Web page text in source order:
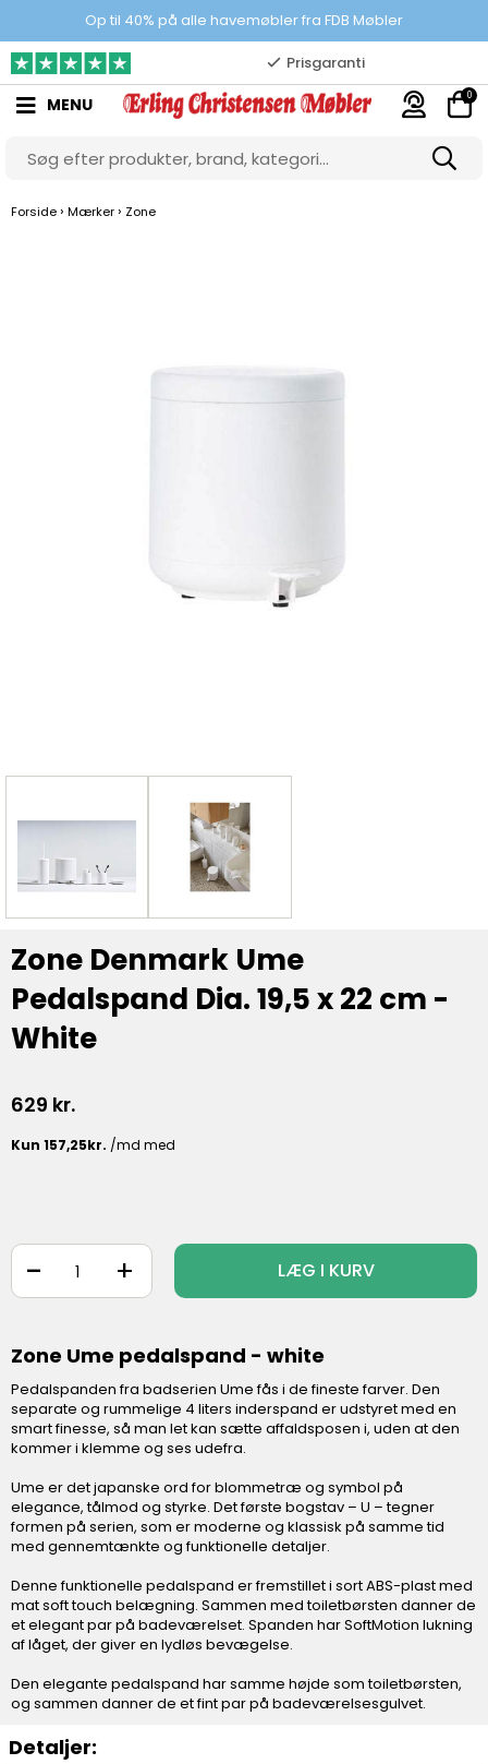
Op til 40% på alle havemøbler fra FDB Møbler
100% danskejet webshop
Prisgaranti
10.000 m2 showroom
Gratis & gode parkeringsforhold
MENU 0
Forside › Mærker › Zone
Zone Denmark Ume
Pedalspand Dia. 19,5 x 22 cm -
White
629 kr.
+
- LÆG I KURV
Zone Ume pedalspand - white
Pedalspanden fra badserien Ume fås i de fineste farver. Den
separate og rummelige 4 liters inderspand er udstyret med en
smart finesse, så man let kan sætte affaldsposen i, uden at den
kommer i klemme og ses udefra.
Ume er det japanske ord for blommetræ og symbol på
elegance, tålmod og styrke. Det første bogstav – U – tegner
formen på serien, som er moderne og klassisk på samme tid
med gennemtænkte og funktionelle detaljer.
Denne funktionelle pedalspand er fremstillet i sort ABS-plast med
mat soft touch belægning. Sammen med toiletbørsten danner de
et elegant par på badeværelset. Spanden har SoftMotion lukning
af låget, der giver en lydløs bevægelse.
Den elegante pedalspand har samme højde som toiletbørsten,
og sammen danner de et fint par på badeværelsesgulvet.